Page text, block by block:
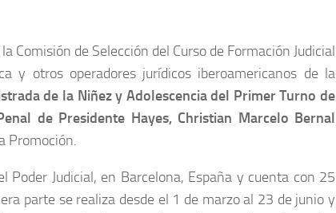
de Selección del Curso de Formación Judicial
y otros operadores jurídicos iberoamericanos de la
de la Niñez y Adolescencia del Primer Turno de
de Presidente Hayes, Christian Marcelo Bernal
Promoción.
Poder Judicial, en Barcelona, España y cuenta con 25
parte se realiza desde el 1 de marzo al 23 de junio y